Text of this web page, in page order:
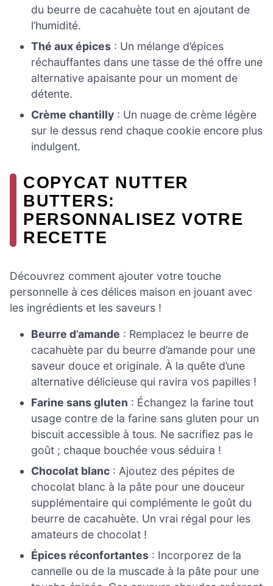
du beurre de cacahuète tout en ajoutant de
l’humidité.
Thé aux épices : Un mélange d’épices
réchauffantes dans une tasse de thé offre une
alternative apaisante pour un moment de
détente.
Crème chantilly : Un nuage de crème légère
sur le dessus rend chaque cookie encore plus
indulgent.
COPYCAT NUTTER
BUTTERS:
PERSONNALISEZ VOTRE
RECETTE
Découvrez comment ajouter votre touche
personnelle à ces délices maison en jouant avec
les ingrédients et les saveurs !
Beurre d’amande : Remplacez le beurre de
cacahuète par du beurre d’amande pour une
saveur douce et originale. À la quête d’une
alternative délicieuse qui ravira vos papilles !
Farine sans gluten : Échangez la farine tout
usage contre de la farine sans gluten pour un
biscuit accessible à tous. Ne sacrifiez pas le
goût ; chaque bouchée vous séduira !
Chocolat blanc : Ajoutez des pépites de
chocolat blanc à la pâte pour une douceur
supplémentaire qui complémente le goût du
beurre de cacahuète. Un vrai régal pour les
amateurs de chocolat !
Épices réconfortantes : Incorporez de la
cannelle ou de la muscade à la pâte pour une